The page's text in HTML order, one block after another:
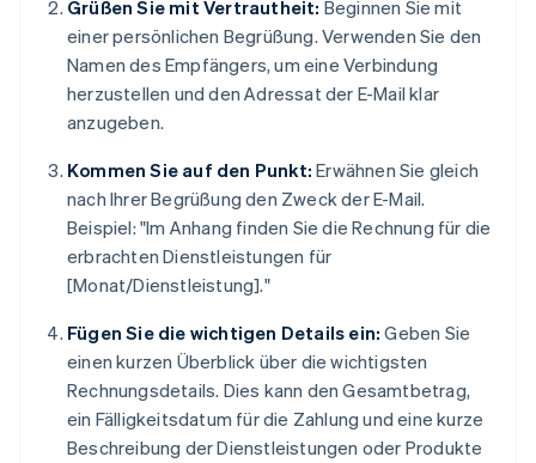
Grüßen Sie mit Vertrautheit: Beginnen Sie mit
einer persönlichen Begrüßung. Verwenden Sie den
Namen des Empfängers, um eine Verbindung
herzustellen und den Adressat der E-Mail klar
anzugeben.
Kommen Sie auf den Punkt: Erwähnen Sie gleich
nach Ihrer Begrüßung den Zweck der E-Mail.
Beispiel: "Im Anhang finden Sie die Rechnung für die
erbrachten Dienstleistungen für
[Monat/Dienstleistung]."
Fügen Sie die wichtigen Details ein: Geben Sie
einen kurzen Überblick über die wichtigsten
Rechnungsdetails. Dies kann den Gesamtbetrag,
ein Fälligkeitsdatum für die Zahlung und eine kurze
Beschreibung der Dienstleistungen oder Produkte